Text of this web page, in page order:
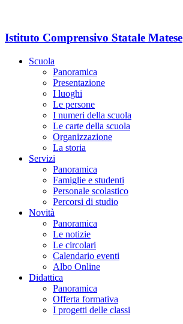
Istituto Comprensivo Statale Matese
Scuola
Panoramica
Presentazione
I luoghi
Le persone
I numeri della scuola
Le carte della scuola
Organizzazione
La storia
Servizi
Panoramica
Famiglie e studenti
Personale scolastico
Percorsi di studio
Novità
Panoramica
Le notizie
Le circolari
Calendario eventi
Albo Online
Didattica
Panoramica
Offerta formativa
I progetti delle classi